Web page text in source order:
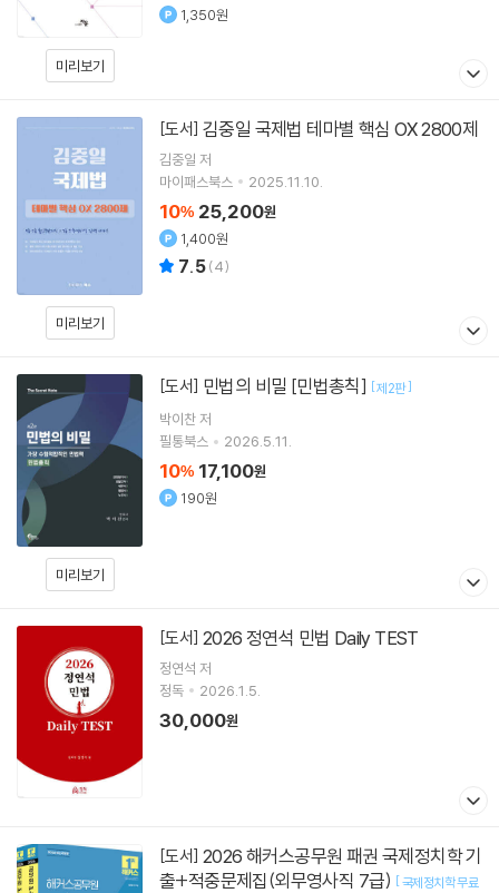
미리보기
1,350원
미리보기
[도서] 김중일 국제법 테마별 핵심 OX 2800제
김중일 저
마이패스북스
2025.11.10.
10% 25,200원
1,400원
7.5(4)
미리보기
[도서] 민법의 비밀 [민법총칙] [제2판]
박이찬저
필통북스
2026.5.11.
10% 17,100원
190원
[도서] 2026 정연석 민법 Daily TEST
정연석 저
정독
2026.1.5.
30,000원
[도서]
출+적중문제집(외무영사직 7급) [국제정치학 무료